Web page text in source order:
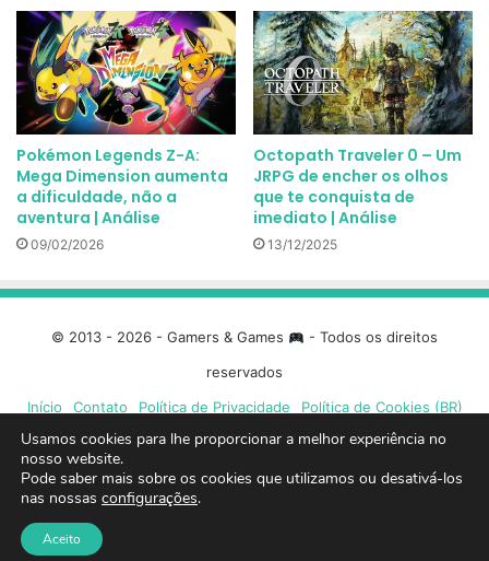
Pokémon Legends Z-A:
Mega Dimension aumenta
a dificuldade, não a
aventura | Análise
09/02/2026
Octopath Traveler 0 – Um
JRPG de encher os olhos
que te conquista de
imediato | Análise
13/12/2025
© 2013 - 2026 - Gamers & Games
- Todos os direitos
reservados
Início
Contato Política de Privacidade Política de Cookies (BR)
Facebook
X
Usamos cookies para lhe proporcionar a melhor experiência no
nosso website.
Pode saber mais sobre os cookies que utilizamos ou desativá-los
nas nossas configurações.
Aceito